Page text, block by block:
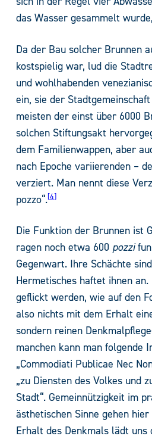
das Wasser gesammelt
Da der Bau solcher Brunnen
kostspielig war, lud die
und wohlhabenden
ein, sie der
meisten der einst über 6000
solchen Stiftungsakt
dem Familienwappen, aber
nach Epoche variierenden –
verziert. Man nennt diese
pozzo“. 4
Die Funktion der Brunnen ist
ragen noch etwa 600 pozzi
Gegenwart. Ihre Schächte
Hermetisches haftet ihnen
geflickt werden, wie auf den
also nichts mit dem Erhalt
sondern reinen
manchen kann man folgende
„Commodiati Publicae Nec
„zu Diensten des Volkes und
Stadt“. Gemeinnützigkeit im
ästhetischen Sinne gehen
Erhalt des Denkmals lädt uns